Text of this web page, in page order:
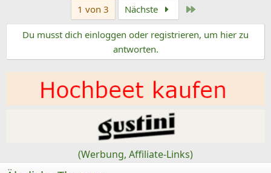
1 von 3 Nächste
Du musst dich einloggen oder registrieren, um hier zu
antworten.
(Werbung, Affiliate-Links)